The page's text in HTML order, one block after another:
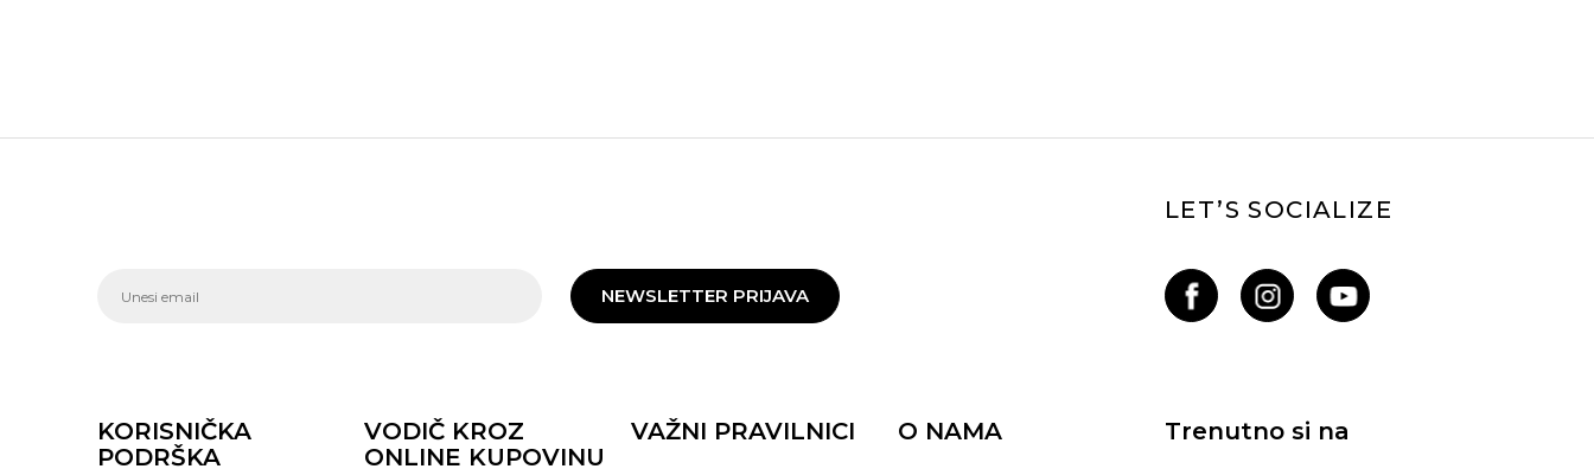
NEWSLETTER PRIJAVA
LET’S SOCIALIZE
KORISNIČKA
PODRŠKA
VODIČ KROZ
ONLINE KUPOVINU
VAŽNI PRAVILNICI O NAMA Trenutno si na